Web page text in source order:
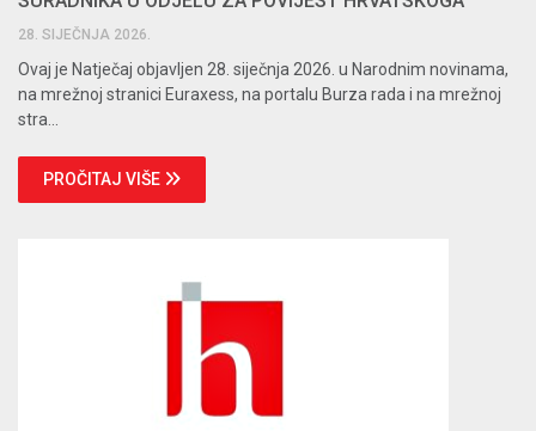
JEZIKA
28. SIJEČNJA 2026.
Ovaj je Natječaj objavljen 28. siječnja 2026. u Narodnim novinama,
na mrežnoj stranici Euraxess, na portalu Burza rada i na mrežnoj
stra...
PROČITAJ VIŠE